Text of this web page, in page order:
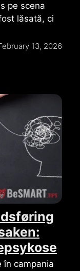
pe scena
lăsată, ci
13, 2026
în campania